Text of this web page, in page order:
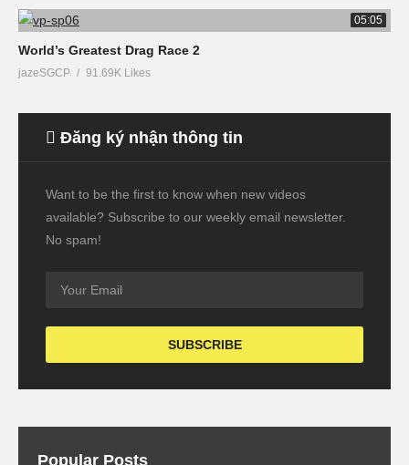
05:05
World’s Greatest Drag Race 2
jazeSGCP 91.69K Likes
Đăng ký nhận thông tin
Want to be the first to know when new videos
available? Subscribe to our weekly email newsletter.
No spam!
Popular Posts